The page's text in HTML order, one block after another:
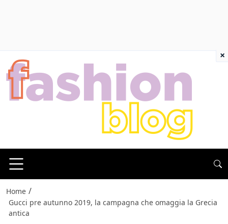
Home /
Gucci pre autunno 2019, la campagna che omaggia la Grecia
antica
×